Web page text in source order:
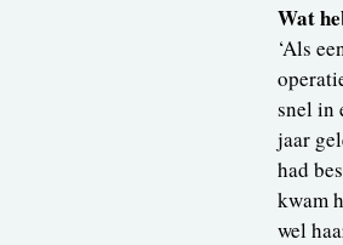
Wat
‘Als
snel in
jaar
had
kwam
wel